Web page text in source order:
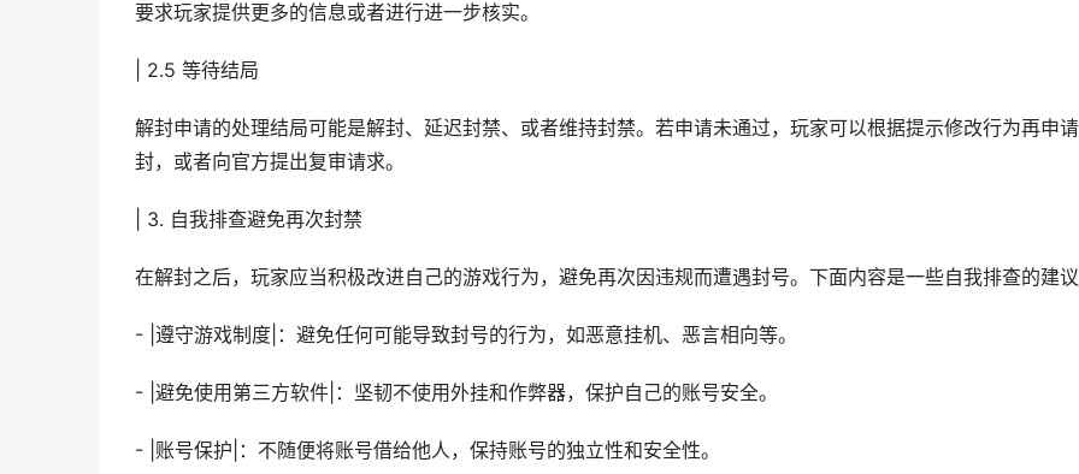
要求玩家提供更多的信息或者进行进一步核实。
| 2.5 等待结局
解封申请的处理结局可能是解封、延迟封禁、或者维持封禁。若申请未通过，玩家可以根据提示修改行为再申
封，或者向官方提出复审请求。
| 3. 自我排查避免再次封禁
在解封之后，玩家应当积极改进自己的游戏行为，避免再次因违规而遭遇封号。下面内容是一些自我排查的建
- |遵守游戏制度|：避免任何可能导致封号的行为，如恶意挂机、恶言相向等。
- |避免使用第三方软件|：坚韧不使用外挂和作弊器，保护自己的账号安全。
- |账号保护|：不随便将账号借给他人，保持账号的独立性和安全性。